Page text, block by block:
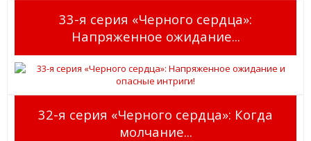
33-я серия «Черного сердца»:
Напряженное ожидание...
32-я серия «Черного сердца»: Когда
молчание...